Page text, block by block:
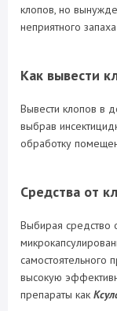
клопов, но
неприятного
Как вывести
Вывести клопов в
выбрав
обработку
Средства от
Выбирая средство
самостоятельного
высокую
препараты как